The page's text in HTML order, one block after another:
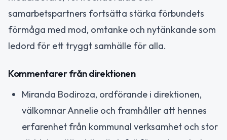
samarbetspartners fortsätta stärka förbundets
förmåga med mod, omtanke och nytänkande som
ledord för ett tryggt samhälle för alla.
Kommentarer från direktionen
Miranda Bodiroza, ordförande i direktionen,
välkomnar Annelie och framhåller att hennes
erfarenhet från kommunal verksamhet och stor